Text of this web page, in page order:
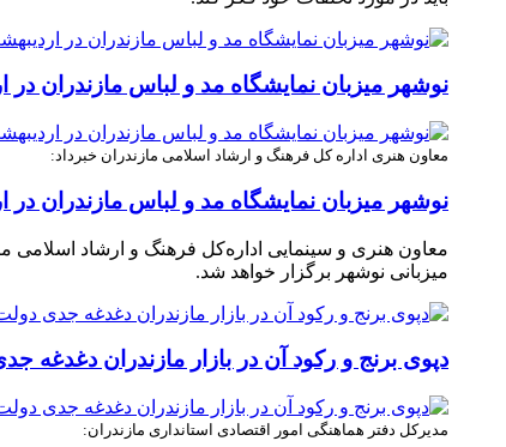
نوشهر میزبان نمایشگاه مد و لباس مازندران در
معاون هنری اداره‌ کل فرهنگ و ارشاد اسلامی مازندران خبرداد:
نوشهر میزبان نمایشگاه مد و لباس مازندران در
معاون هنری و سینمایی اداره‌کل فرهنگ و ارشاد اسلامی
میزبانی نوشهر برگزار خواهد شد.
دپوی برنج و رکود آن در بازار مازندران دغدغه
مدیرکل دفتر هماهنگی امور اقتصادی استانداری مازندران: